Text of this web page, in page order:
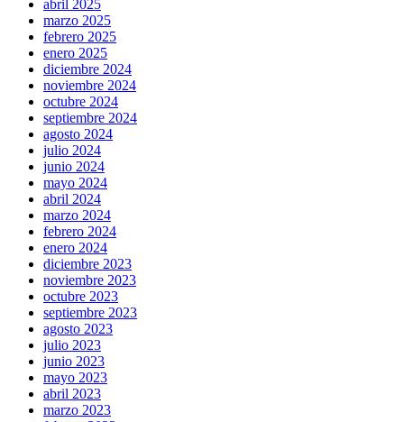
abril 2025
marzo 2025
febrero 2025
enero 2025
diciembre 2024
noviembre 2024
octubre 2024
septiembre 2024
agosto 2024
julio 2024
junio 2024
mayo 2024
abril 2024
marzo 2024
febrero 2024
enero 2024
diciembre 2023
noviembre 2023
octubre 2023
septiembre 2023
agosto 2023
julio 2023
junio 2023
mayo 2023
abril 2023
marzo 2023